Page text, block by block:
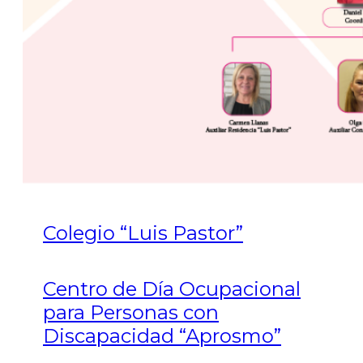
Colegio “Luis Pastor”
Centro de Día Ocupacional
para Personas con
Discapacidad “Aprosmo”